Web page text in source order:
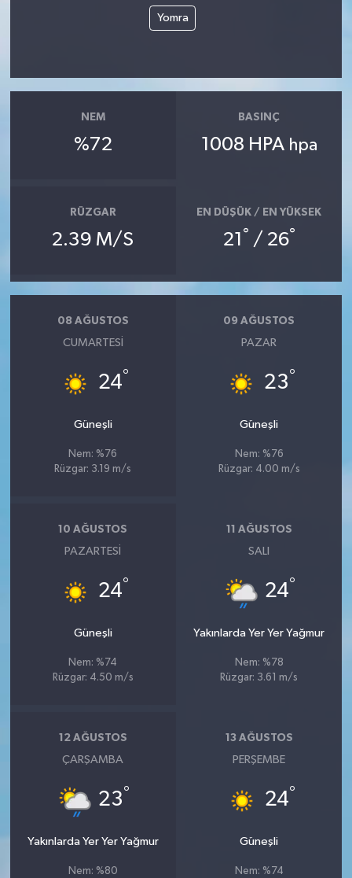
Yomra
NEM
%72
BASINÇ
1008 HPA hpa
RÜZGAR
2.39 M/S
EN DÜŞÜK / EN YÜKSEK
21 ° / 26°
08 AĞUSTOS
CUMARTESI
24°
Güneşli
Nem: %76
Rüzgar: 3.19 m/s
09 AĞUSTOS
PAZAR
23°
Güneşli
Nem: %76
Rüzgar: 4.00 m/s
10 AĞUSTOS
PAZARTESI
24°
Güneşli
Nem: %74
Rüzgar: 4.50 m/s
11 AĞUSTOS
SALI
24°
Yakınlarda Yer Yer Yağmur
Nem: %78
Rüzgar: 3.61 m/s
12 AĞUSTOS
ÇARŞAMBA
23°
Yakınlarda Yer Yer Yağmur
Nem: %80
13 AĞUSTOS
PERŞEMBE
24°
Güneşli
Nem: %74